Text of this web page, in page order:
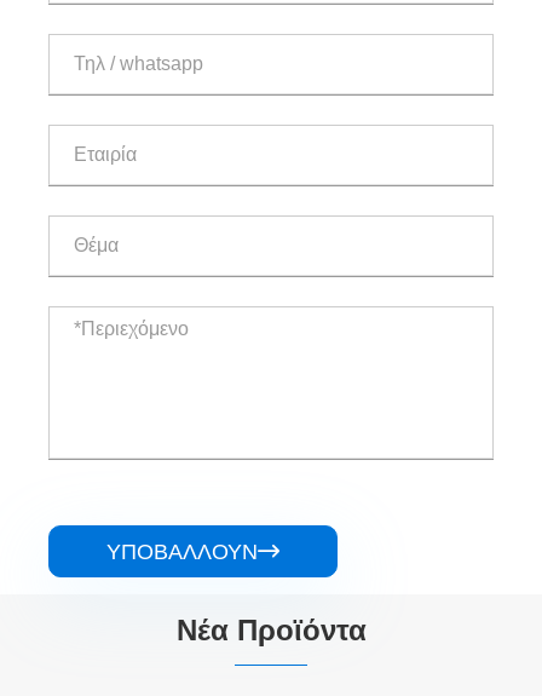
ΥΠΟΒΆΛΛΟΥΝ
Νέα Προϊόντα